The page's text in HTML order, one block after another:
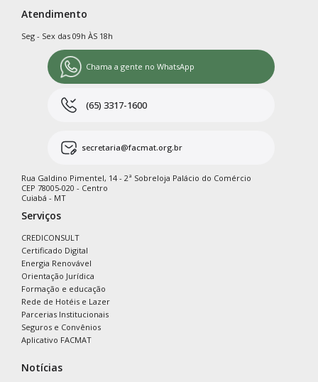
Atendimento
Seg - Sex das 09h ÀS 18h
Chama a gente no WhatsApp
(65) 3317-1600
secretaria@facmat.org.br
Rua Galdino Pimentel, 14 - 2ª Sobreloja Palácio do Comércio
CEP 78005-020 - Centro
Cuiabá - MT
Serviços
CREDICONSULT
Certificado Digital
Energia Renovável
Orientação Jurídica
Formação e educação
Rede de Hotéis e Lazer
Parcerias Institucionais
Seguros e Convênios
Aplicativo FACMAT
Notícias